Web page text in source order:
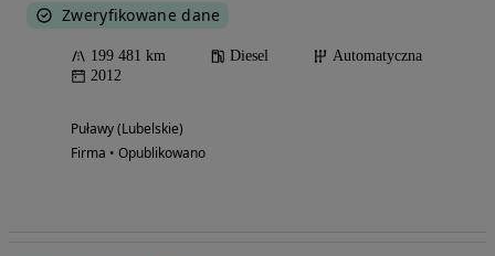
Zweryfikowane dane
199 481 km Diesel
Automatyczna
2012
Puławy (Lubelskie)
Firma • Opublikowano